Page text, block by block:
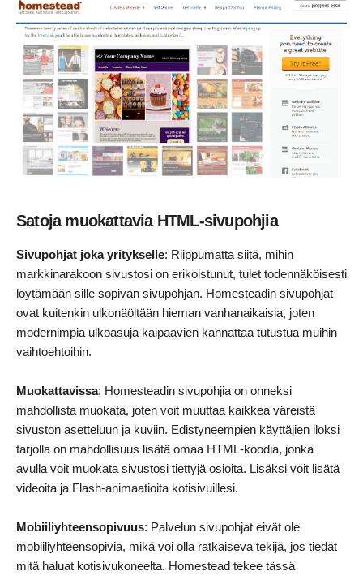
Satoja muokattavia HTML-sivupohjia
Sivupohjat joka yritykselle: Riippumatta siitä, mihin
markkinarakoon sivustosi on erikoistunut, tulet todennäköisesti
löytämään sille sopivan sivupohjan. Homesteadin sivupohjat
ovat kuitenkin ulkonäöltään hieman vanhanaikaisia, joten
modernimpia ulkoasuja kaipaavien kannattaa tutustua muihin
vaihtoehtoihin.
Muokattavissa: Homesteadin sivupohjia on onneksi
mahdollista muokata, joten voit muuttaa kaikkea väreistä
sivuston asetteluun ja kuviin. Edistyneempien käyttäjien iloksi
tarjolla on mahdollisuus lisätä omaa HTML-koodia, jonka
avulla voit muokata sivustosi tiettyjä osioita. Lisäksi voit lisätä
videoita ja Flash-animaatioita kotisivuillesi.
Mobiiliyhteensopivuus: Palvelun sivupohjat eivät ole
mobiiliyhteensopivia, mikä voi olla ratkaiseva tekijä, jos tiedät
mitä haluat kotisivukoneelta. Homestead tekee tässä